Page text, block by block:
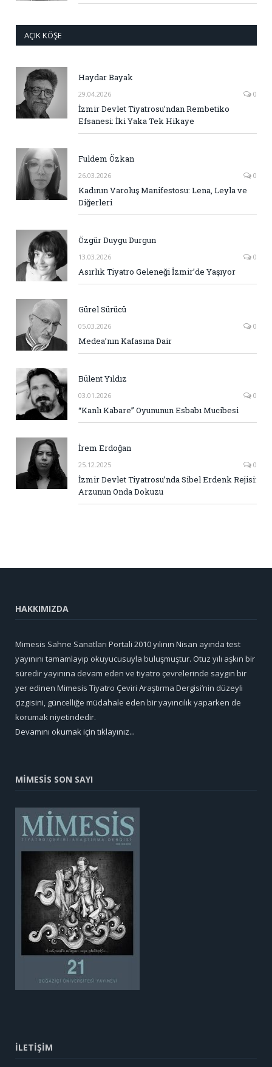
AÇIK KÖŞE
Haydar Bayak
29.04.2026 0
İzmir Devlet Tiyatrosu’ndan Rembetiko
Efsanesi: İki Yaka Tek Hikaye
Fuldem Özkan
26.03.2026 0
Kadının Varoluş Manifestosu: Lena, Leyla ve
Diğerleri
Özgür Duygu Durgun
13.03.2026 0
Asırlık Tiyatro Geleneği İzmir’de Yaşıyor
Gürel Sürücü
05.03.2026 0
Medea’nın Kafasına Dair
Bülent Yıldız
03.01.2026 0
“Kanlı Kabare” Oyununun Esbabı Mucibesi
İrem Erdoğan
25.12.2025 0
İzmir Devlet Tiyatrosu’nda Sibel Erdenk Rejisi:
Arzunun Onda Dokuzu
HAKKIMIZDA
Mimesis Sahne Sanatları Portali 2010 yılının Nisan ayında test
yayınını tamamlayıp okuyucusuyla buluşmuştur. Otuz yılı aşkın bir
süredir yayınına devam eden ve tiyatro çevrelerinde saygın bir
yer edinen Mimesis Tiyatro Çeviri Araştırma Dergisi’nin düzeyli
çizgisini, güncelliğe müdahale eden bir yayıncılık yaparken de
korumak niyetindedir.
Devamını okumak için tıklayınız...
MİMESİS SON SAYI
İLETİŞİM